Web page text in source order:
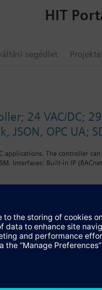
segédlet
HIT
24 VAC/DC;
JSON, OPC UA;
The controller
Interfaces: Built-in IP